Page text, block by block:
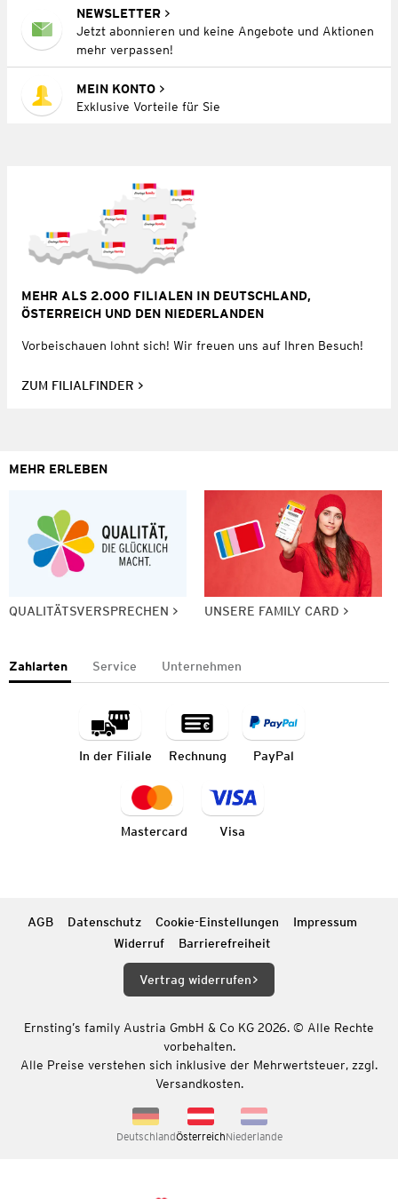
NEWSLETTER
Jetzt abonnieren und keine Angebote und Aktionen
mehr verpassen!
MEIN KONTO
Exklusive Vorteile für Sie
MEHR ALS 2.000 FILIALEN IN DEUTSCHLAND,
ÖSTERREICH UND DEN NIEDERLANDEN
Vorbeischauen lohnt sich! Wir freuen uns auf Ihren Besuch!
ZUM FILIALFINDER
MEHR ERLEBEN
QUALITÄTSVERSPRECHEN UNSERE FAMILY CARD
Zahlarten Service Unternehmen
In der Filiale Rechnung PayPal
Mastercard Visa
AGB Datenschutz Cookie-Einstellungen
Impressum
Widerruf
Barrierefreiheit
Vertrag widerrufen
Ernsting’s family Austria GmbH & Co KG 2026. © Alle Rechte
vorbehalten.
Alle Preise verstehen sich inklusive der Mehrwertsteuer, zzgl.
Versandkosten.
DeutschlandÖsterreichNiederlande